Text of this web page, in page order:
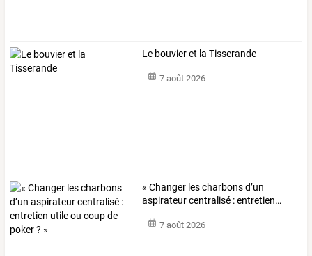
Le bouvier et la Tisserande
7 août 2026
« Changer lescharbonsd’un
aspirateurcentralisé :entretien…
7 août 2026